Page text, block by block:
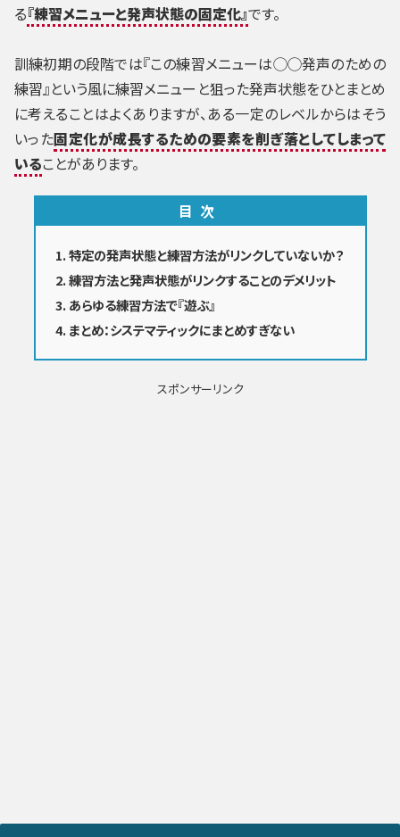
る『練習メニューと発声状態の固定化』です。
訓練初期の段階では『この練習メニューは◯◯発声のための
練習』という風に練習メニューと狙った発声状態をひとまとめ
に考えることはよくありますが、ある一定のレベルからはそう
いった固定化が成長するための要素を削ぎ落としてしまって
いることがあります。
目次
特定の発声状態と練習方法がリンクしていないか？
練習方法と発声状態がリンクすることのデメリット
あらゆる練習方法で『遊ぶ』
まとめ：システマティックにまとめすぎない
スポンサーリンク